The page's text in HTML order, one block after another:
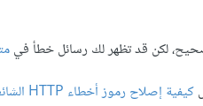
كيفية إصلاح رموز أخطاء HTTP الشائعة